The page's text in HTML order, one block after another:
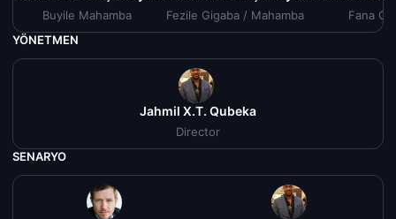
Buyile Mahamba Fezile Gigaba / Mahamba Fana
YÖNETMEN
Jahmil X.T. Qubeka
Director
SENARYO